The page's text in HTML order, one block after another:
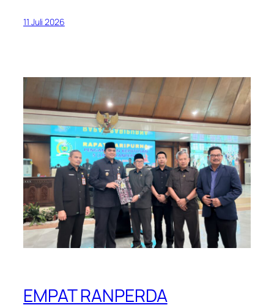
11 Juli 2026
EMPAT RANPERDA